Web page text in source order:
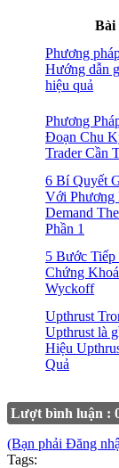
Bài
Phương
Hướng dẫn
hiệu quả
Phương
Đoạn Chu
Trader Cần
6 Bí Quyết
Với Phương
Demand
Phần 1
5 Bước
Chứng
Wyckoff
Upthrust
Upthrust là
Hiệu
Quả
Lượt bình luận :
(Bạn phải Đăng
Tags: